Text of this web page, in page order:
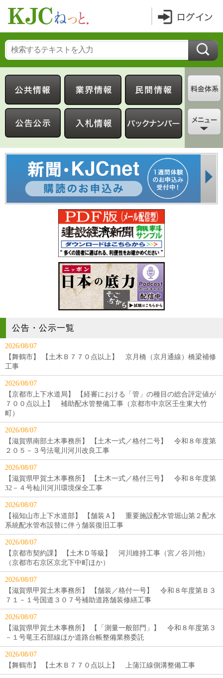
公告・公示一覧
2026/08/07
【舞鶴市】 【土木Ｂ７７０点以上】 京月橋（京月通線）橋梁補修
工事
2026/08/07
【京都市上下水道局】 【経審における「管」の種目の総合評定値が
７００点以上】 補助配水管整備工事（京都市中京区壬生東大竹
町）
2026/08/07
【滋賀県南部土木事務所】 【土木一式／格付二号】 令和８年度第
２０５－３号法竜川河川改良工事
2026/08/07
【滋賀県甲賀土木事務所】 【土木一式／格付三号】 令和８年度第
32－４号杣川河川環境保全工事
2026/08/07
【福知山市上下水道部】 【舗装Ａ】 重要施設配水管堀山第２配水
系統配水管布設替に伴う舗装復旧工事
2026/08/07
【京都市契約課】 【土木Ｄ等級】 河川維持工事（宮ノ谷川他）
（京都市右京区京北下中町ほか）
2026/08/07
【滋賀県甲賀土木事務所】 【舗装／格付一号】 令和８年度第Ｂ３
７１－１号国道３０７号補助道路舗装修繕工事
2026/08/07
【滋賀県甲賀土木事務所】 【「測量一般部門」】 令和８年度第３
－１号竜王石部線ほか道路台帳整備業務委託
2026/08/07
【舞鶴市】 【土木Ｂ７７０点以上】 上蒲江線側溝整備工事